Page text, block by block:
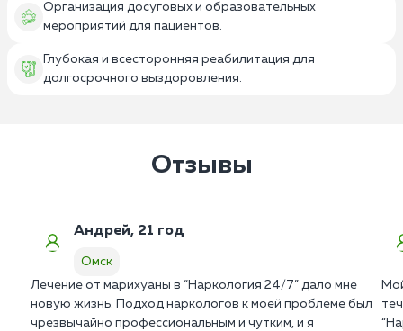
Организация досуговых и образовательных
мероприятий для пациентов.
Глубокая и всесторонняя реабилитация для
долгосрочного выздоровления.
Отзывы
Андрей, 21 год
Омск
Лечение от марихуаны в “Наркология 24/7” дало мне
новую жизнь. Подход наркологов к моей проблеме был
чрезвычайно профессиональным и чутким, и я